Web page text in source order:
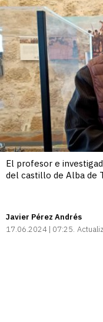
El profesor e
del castillo de Alba de
Javier Pérez Andrés
17.06.2024 | 07:25